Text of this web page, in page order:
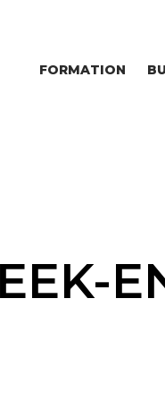
FORMATION